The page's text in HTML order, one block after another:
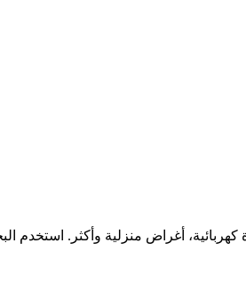
أغراض منزلية وأكثر. استخدم